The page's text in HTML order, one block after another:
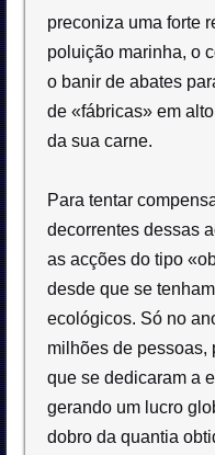
preconiza uma forte
poluição marinha, o
o banir de abates
de «fábricas» em
da sua carne.
Para tentar
decorrentes dessas
as acções do tipo
desde que se
ecológicos. Só no
milhões de pessoas,
que se dedicaram a
gerando um lucro
dobro da quantia